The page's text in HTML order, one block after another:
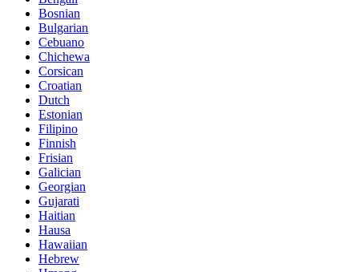
Bosnian
Bulgarian
Cebuano
Chichewa
Corsican
Croatian
Dutch
Estonian
Filipino
Finnish
Frisian
Galician
Georgian
Gujarati
Haitian
Hausa
Hawaiian
Hebrew